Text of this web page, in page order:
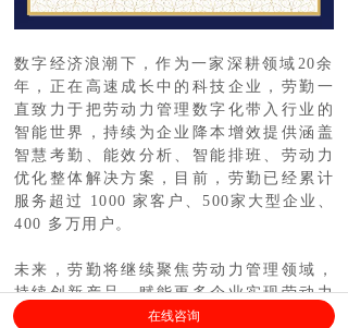
数字经济浪潮下，作为一家深耕领域20余
年，正在高速成长中的科技企业，劳勤一
直致力于把劳动力管理数字化带入行业的
智能世界，持续为企业降本增效提供涵盖
智慧考勤、能效分析、智能排班、劳动力
优化整体解决方案，目前，劳勤已经累计
服务超过 1000 家客户、500家大型企业、
400 多万用户。
未来，劳勤将继续聚焦劳动力管理领域，
持续创新产品，赋能更多企业实现劳动力
管理数字化的转型升级。
在线咨询